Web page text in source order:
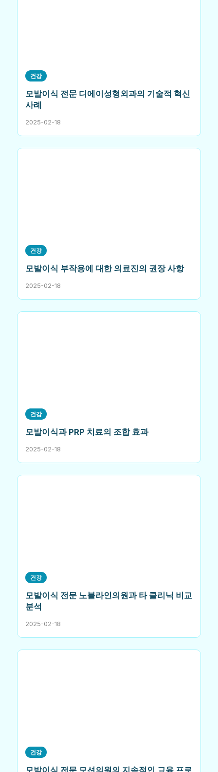
건강
모발이식 전문 디에이성형외과의 기술적 혁신
사례
2025-02-18
건강
모발이식 부작용에 대한 의료진의 권장 사항
2025-02-18
건강
모발이식과 PRP 치료의 조합 효과
2025-02-18
건강
모발이식 전문 노블라인의원과 타 클리닉 비교
분석
2025-02-18
건강
모발이식 전문 모션의원의 지속적인 교육 프로